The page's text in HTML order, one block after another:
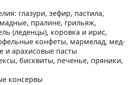
глазури, зефир, пастила,
пралине, грильяж,
(леденцы), коровка и ирис,
конфеты, мармелад, мед-
и арахисовые пасты
бисквиты, печенье, пряники,
консервы